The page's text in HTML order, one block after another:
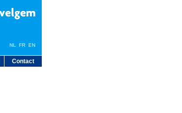
Contact
NL FR EN